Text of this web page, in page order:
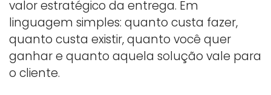
valor estratégico da entrega. Em
linguagem simples: quanto custa fazer,
quanto custa existir, quanto você quer
ganhar e quanto aquela solução vale para
o cliente.